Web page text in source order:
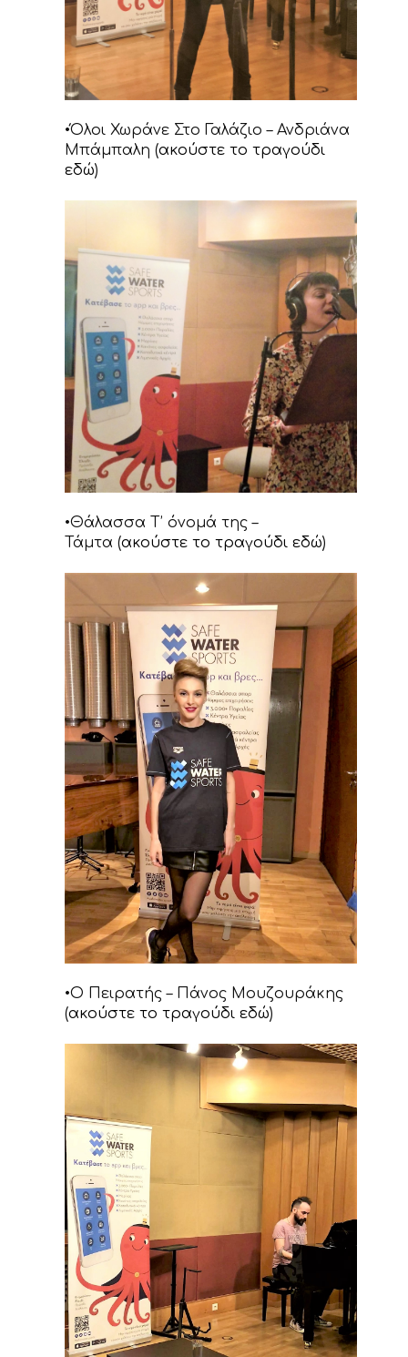
•Όλοι Χωράνε Στο Γαλάζιο – Ανδριάνα
Μπάμπαλη (ακούστε το τραγούδι
εδώ)
•Θάλασσα Τ’ όνομά της –
Τάμτα (ακούστε το τραγούδι εδώ)
•Ο Πειρατής – Πάνος Μουζουράκης
(ακούστε το τραγούδι εδώ)